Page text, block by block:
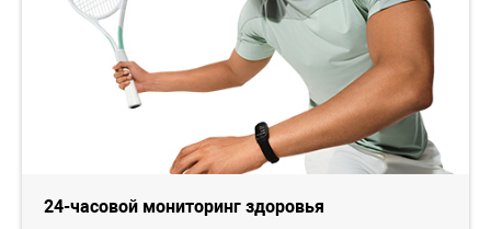
24-часовой мониторинг здоровья